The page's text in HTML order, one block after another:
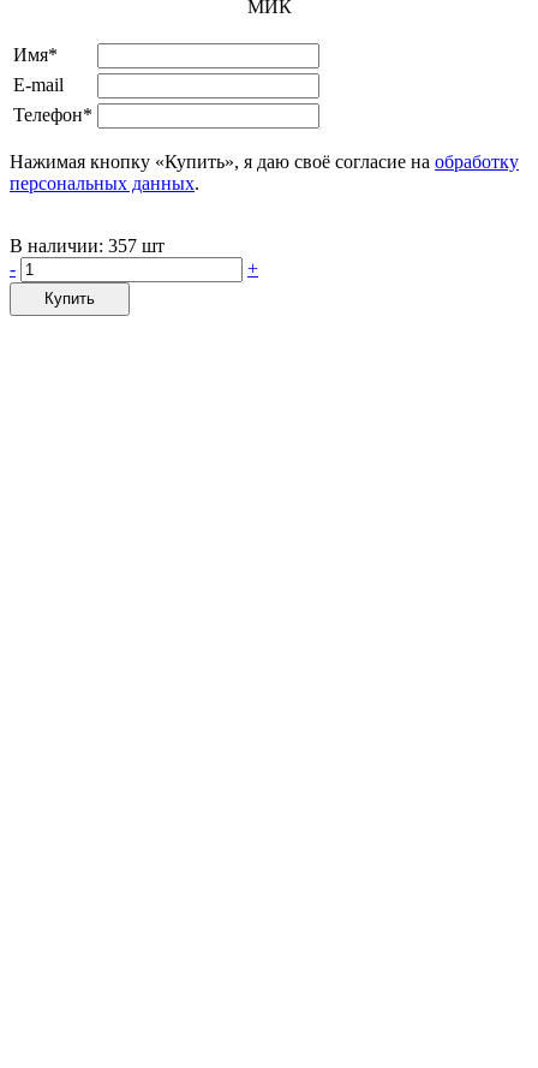
МИК
Имя*
E-mail
Телефон*
Нажимая кнопку «Купить», я даю своё согласие на обработку
персональных данных.
В наличии: 357 шт
-
+
Купить